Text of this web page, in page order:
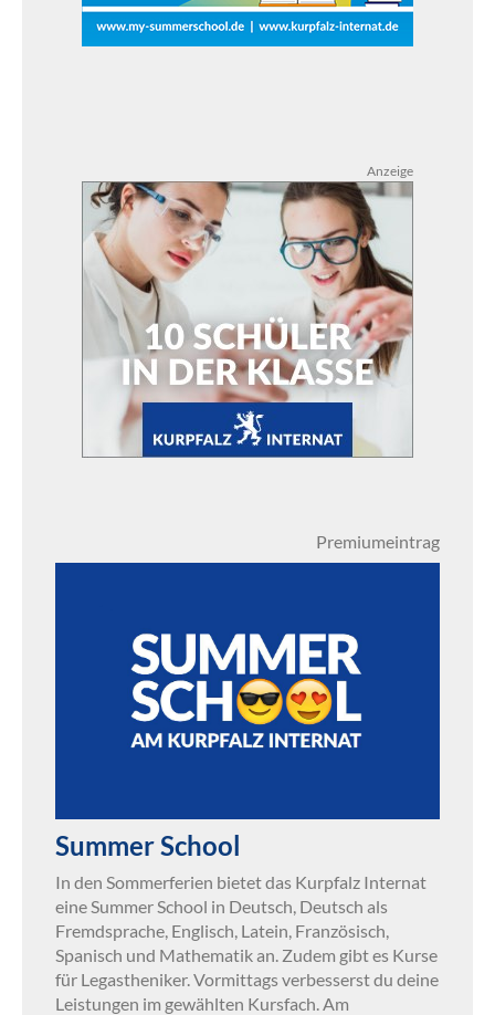
Anzeige
Premiumeintrag
Summer School
In den Sommerferien bietet das Kurpfalz Internat
eine Summer School in Deutsch, Deutsch als
Fremdsprache, Englisch, Latein, Französisch,
Spanisch und Mathematik an. Zudem gibt es Kurse
für Legastheniker. Vormittags verbesserst du deine
Leistungen im gewählten Kursfach. Am